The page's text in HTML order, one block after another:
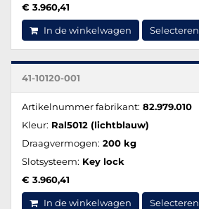
€ 3.960,41
In de winkelwagen Selecteren
41-10120-001
Artikelnummer fabrikant: 82.979.010
Kleur: Ral5012 (lichtblauw)
Draagvermogen: 200 kg
Slotsysteem: Key lock
€ 3.960,41
In de winkelwagen Selecteren